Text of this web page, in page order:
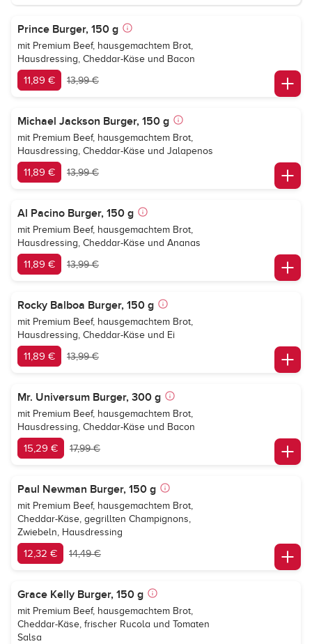
Prince Burger, 150 g
mit Premium Beef, hausgemachtem Brot,
Hausdressing, Cheddar-Käse und Bacon
11,89 € 13,99 €
Michael Jackson Burger, 150 g
mit Premium Beef, hausgemachtem Brot,
Hausdressing, Cheddar-Käse und Jalapenos
11,89 € 13,99 €
Al Pacino Burger, 150 g
mit Premium Beef, hausgemachtem Brot,
Hausdressing, Cheddar-Käse und Ananas
11,89 € 13,99 €
Rocky Balboa Burger, 150 g
mit Premium Beef, hausgemachtem Brot,
Hausdressing, Cheddar-Käse und Ei
11,89 € 13,99 €
Mr. Universum Burger, 300 g
mit Premium Beef, hausgemachtem Brot,
Hausdressing, Cheddar-Käse und Bacon
15,29 € 17,99 €
Paul Newman Burger, 150 g
mit Premium Beef, hausgemachtem Brot,
Cheddar-Käse, gegrillten Champignons,
Zwiebeln, Hausdressing
12,32 € 14,49 €
Grace Kelly Burger, 150 g
mit Premium Beef, hausgemachtem Brot,
Cheddar-Käse, frischer Rucola und Tomaten
Salsa